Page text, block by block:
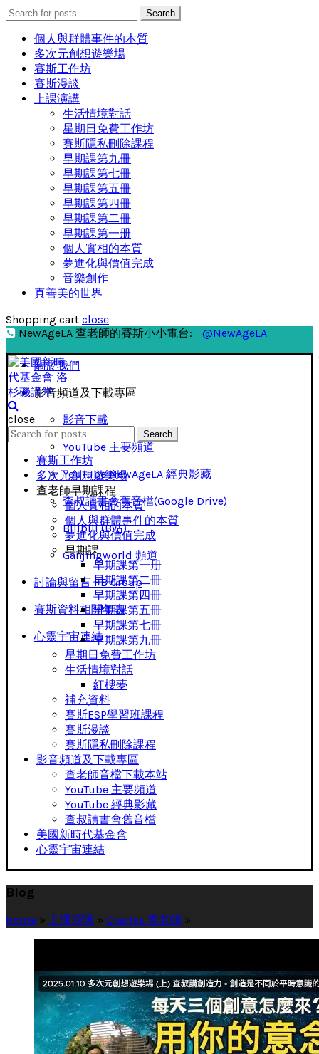
Search
for:
Search
個人與群體事件的本質
多次元創想遊樂場
賽斯工作坊
賽斯漫談
上課演講
生活情境對話
星期日免費工作坊
賽斯隱私刪除課程
早期課第九冊
早期課第七冊
早期課第五冊
早期課第四冊
早期課第二冊
早期課第一册
個人實相的本質
夢進化與價值完成
音樂創作
真善美的世界
Shopping cart close
NewAgeLA 查老師的賽斯小小電台:
@NewAgeLA
關於我們
影音頻道及下載專區
影音下載
YouTube 主要頻道
YouTube NewAgeLA 經典影藏
查叔讀書會舊音檔(Google Drive)
Bilibili (B站)
Ganjingworld 頻道
討論與留言 FB Group
賽斯資料相關年表
心靈宇宙連結
close
Search
for:
Search
賽斯工作坊
多次元創想遊樂場
查老師早期課程
個人實相的本質
個人與群體事件的本質
夢進化與價值完成
早期課
早期課第一册
早期課第二冊
早期課第四冊
早期課第五冊
早期課第七冊
早期課第九冊
星期日免費工作坊
生活情境對話
紅樓夢
補充資料
賽斯ESP學習班課程
賽斯漫談
賽斯隱私刪除課程
影音頻道及下載專區
查老師音檔下載本站
YouTube 主要頻道
YouTube 經典影藏
查叔讀書會舊音檔
美國新時代基金會
心靈宇宙連結
Blog
Home » 上課演講 » Charles 查老師 »